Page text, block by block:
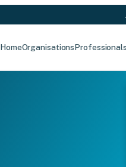
HomeOrganisationsProfessionals